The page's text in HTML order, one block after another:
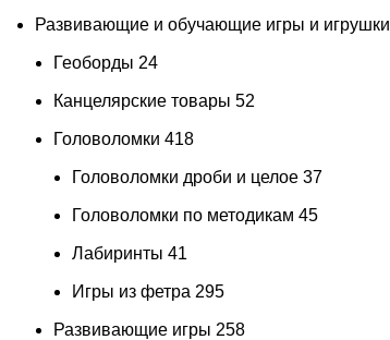
Развивающие и обучающие игры и игрушки
Геоборды 24
Канцелярские товары 52
Головоломки 418
Головоломки дроби и целое 37
Головоломки по методикам 45
Лабиринты 41
Игры из фетра 295
Развивающие игры 258